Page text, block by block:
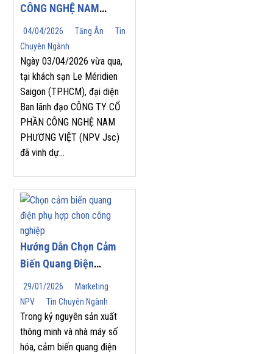
CÔNG NGHỆ NAM
PHƯƠNG VIỆT (NPV
JSC) TỰ HÀO ĐÓN
NHẬN GIẢI THƯỞNG
“TOP SALES
PERFORMANCE 2025”
TẠI HỘI NGHỊ NHÀ
PHÂN PHỐI YASKAWA
2026
04/04/2026 Tăng Ân
Tin
Chuyên Ngành
Ngày 03/04/2026 vừa qua,
tại khách sạn Le Méridien
Saigon (TP.HCM), đại diện
Ban lãnh đạo CÔNG TY CỔ
PHẦN CÔNG NGHỆ NAM
PHƯƠNG VIỆT (NPV Jsc)
đã vinh dự...
Hướng Dẫn Chọn Cảm
Biến Quang Điện
(Photoelectric Sensor)
Phù Hợp Cho Tự Động
Hóa Công Nghiệp
29/01/2026
Marketing
NPV
Tin Chuyên Ngành
Trong kỷ nguyên sản xuất
thông minh và nhà máy số
hóa, cảm biến quang điện